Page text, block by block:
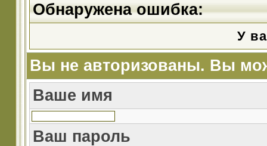
Обнаружена ошибка:
У
Вы не авторизованы. Вы
Ваше имя
Ваш пароль